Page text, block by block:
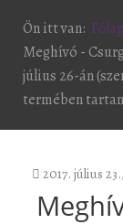
Ön itt van: Főlap
Meghívó -
július 26-án
termében
2017. július